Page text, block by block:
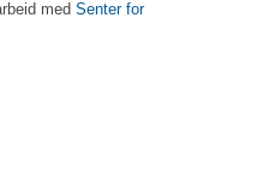
med Senter for